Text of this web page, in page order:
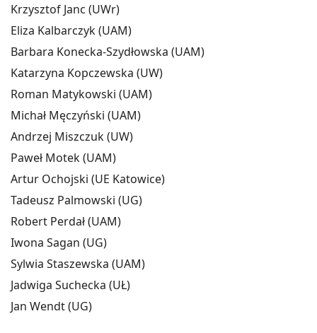
Krzysztof Janc (UWr)
Eliza Kalbarczyk (UAM)
Barbara Konecka-Szydłowska (UAM)
Katarzyna Kopczewska (UW)
Roman Matykowski (UAM)
Michał Męczyński (UAM)
Andrzej Miszczuk (UW)
Paweł Motek (UAM)
Artur Ochojski (UE Katowice)
Tadeusz Palmowski (UG)
Robert Perdał (UAM)
Iwona Sagan (UG)
Sylwia Staszewska (UAM)
Jadwiga Suchecka (UŁ)
Jan Wendt (UG)